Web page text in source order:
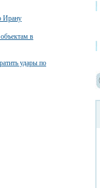
Ирану
в
удары по